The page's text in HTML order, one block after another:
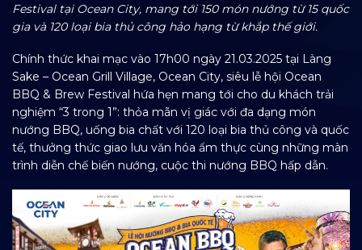
Festival tại Ocean City, mang tới 150 món nướng từ 15 quốc
gia và 120 loại bia thủ công hảo hạng từ khắp thế giới.
Chính thức khai mạc vào 17h00 ngày 21.03.2025 tại Làng
Sake – Ocean Grill Village, Ocean City, siêu lễ hội Ocean
BBQ & Brew Festival hứa hẹn mang tới cho du khách trải
nghiệm “3 trong 1”: thỏa mãn vị giác với đa dạng món
nướng BBQ, uống bia chất với 120 loại bia thủ công và quốc
tế, thưởng thức giao lưu văn hóa ẩm thực cùng những màn
trình diễn chế biến nướng, cuộc thi nướng BBQ hấp dẫn.